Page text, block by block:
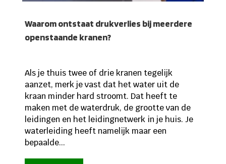
Waarom ontstaat drukverlies bij meerdere
openstaande kranen?
Als je thuis twee of drie kranen tegelijk
aanzet, merk je vast dat het water uit de
kraan minder hard stroomt. Dat heeft te
maken met de waterdruk, de grootte van de
leidingen en het leidingnetwerk in je huis. Je
waterleiding heeft namelijk maar een
bepaalde...